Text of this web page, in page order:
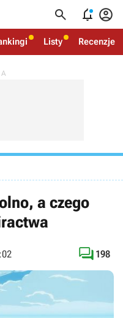
  
Listy Recenzje
a czego
 198